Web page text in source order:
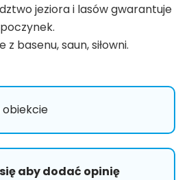
jeziora i lasów gwarantuje
.
basenu, saun, siłowni.
obiekcie
aby dodać opinię